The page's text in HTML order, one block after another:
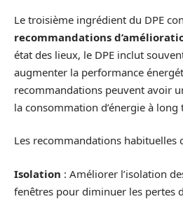
Le troisième ingrédient du DPE
recommandations
état des lieux, le DPE inclut
augmenter la performance
recommandations peuvent avoir
la consommation d’énergie à long
Les recommandations habituelles
Isolation : Améliorer l’isolation
fenêtres pour diminuer les pertes